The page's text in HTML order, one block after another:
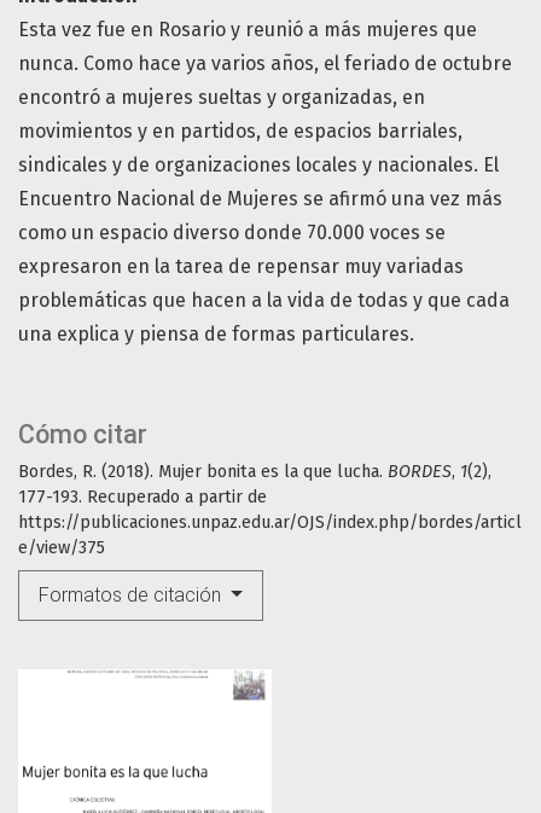
Cómo citar
Bordes, R. (2018). Mujer bonita es la que lucha. BORDES, 1(2),
177-193. Recuperado a partir de
https://publicaciones.unpaz.edu.ar/OJS/index.php/bordes/articl
e/view/375
Formatos de citación
Esta vez fue en Rosario y reunió a más mujeres que
nunca. Como hace ya varios años, el feriado de octubre
encontró a mujeres sueltas y organizadas, en
movimientos y en partidos, de espacios barriales,
sindicales y de organizaciones locales y nacionales. El
Encuentro Nacional de Mujeres se afirmó una vez más
como un espacio diverso donde 70.000 voces se
expresaron en la tarea de repensar muy variadas
problemáticas que hacen a la vida de todas y que cada
una explica y piensa de formas particulares.